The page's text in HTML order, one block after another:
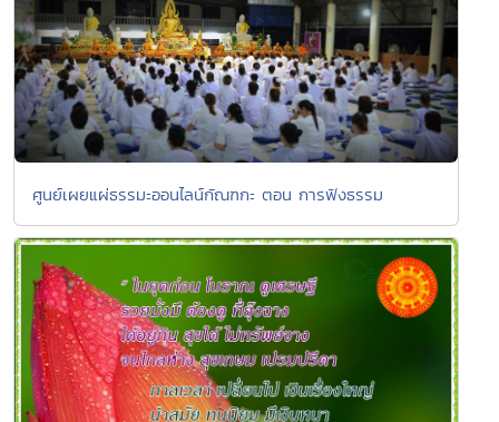
ศูนย์เผยแผ่ธรรมะออนไลน์กัณฑกะ ตอน การฟังธรรม